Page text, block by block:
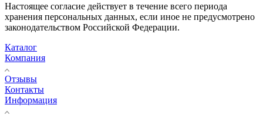
Настоящее согласие действует в течение всего периода
хранения персональных данных, если иное не предусмотрено
законодательством Российской Федерации.
Каталог
Компания
Отзывы
Контакты
Информация